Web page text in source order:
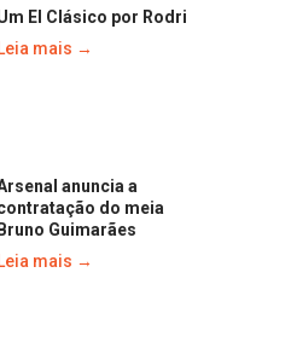
El Clásico por Rodri
Leia mais →
anuncia a
do meia
Bruno Guimarães
Leia mais →